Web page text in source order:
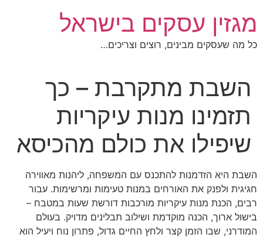
לתוכן
מגזין עסקים בישראל
כל מה שעסקים מבינים, רוצים וצריכים…
השבת מתקרבת – כך
תזמינו מנות עיקריות
שיפילו את כולם מהכיסא
השבת היא הזדמנות להתכנס עם המשפחה, ליהנות מאווירה
חגיגית ולפנק את האורחים במנות טעימות ומרשימות. עבור
רבים, הכנת מנות עיקריות מורכבות דורשת שעות במטבח –
בישול ארוך, הכנה מוקדמת ושילוב תבלינים מדויק. בעולם
המודרני, שבו הזמן קצר ולחץ החיים גדול, פתרון נוח ויעיל הוא